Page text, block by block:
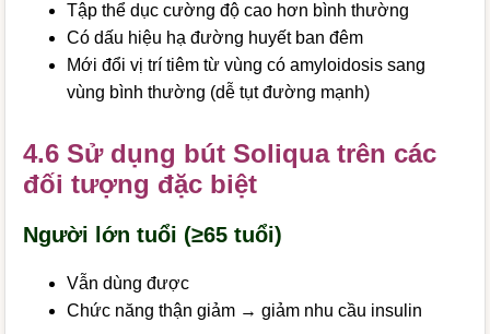
Tập thể dục cường độ cao hơn bình thường
Có dấu hiệu hạ đường huyết ban đêm
Mới đổi vị trí tiêm từ vùng có amyloidosis sang
vùng bình thường (dễ tụt đường mạnh)
4.6 Sử dụng bút Soliqua trên các
đối tượng đặc biệt
Người lớn tuổi (≥65 tuổi)
Vẫn dùng được
Chức năng thận giảm → giảm nhu cầu insulin